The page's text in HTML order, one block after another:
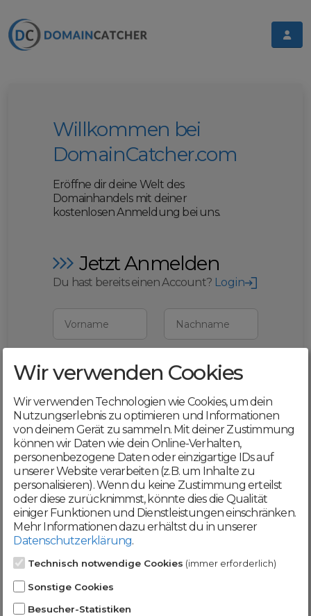
Willkommen bei
DomainCatcher.com
Eröffne dir deine Welt des
Domainhandels mit deiner
kostenlosen Anmeldung bei uns.
Jetzt Anmelden
Du hast bereits einen Account? Login
Vorname Nachname
E-Mail
Mit deiner Registrierung bestätigst du,
dass du dieAGBund
Datenschutzerklärung akzeptierst
Weiter
Werde jetzt Teil der
DomainCatcher-
Community!
Wir verwenden Cookies
Wir verwenden Technologien wie Cookies, um dein
Nutzungserlebnis zu optimieren und Informationen
von deinem Gerät zu sammeln. Mit deiner Zustimmung
können wir Daten wie dein Online-Verhalten,
personenbezogene Daten oder einzigartige IDs auf
unserer Website verarbeiten (z.B. um Inhalte zu
personalisieren). Wenn du keine Zustimmung erteilst
oder diese zurücknimmst, könnte dies die Qualität
einiger Funktionen und Dienstleistungen einschränken.
Mehr Informationen dazu erhältst du in unserer
Datenschutzerklärung.
Technisch notwendige Cookies (immer erforderlich)
Sonstige Cookies
Besucher-Statistiken